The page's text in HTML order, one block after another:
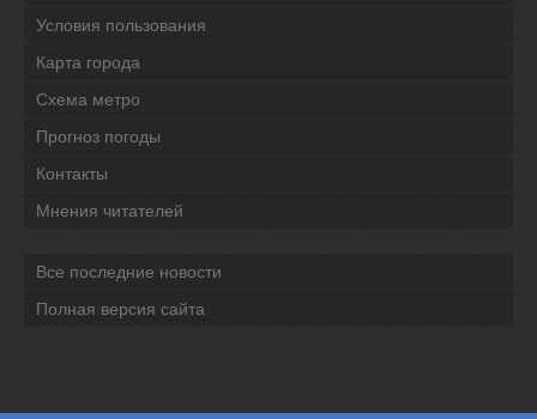
Условия пользования
Карта города
Схема метро
Прогноз погоды
Контакты
Мнения читателей
Все последние новости
Полная версия сайта